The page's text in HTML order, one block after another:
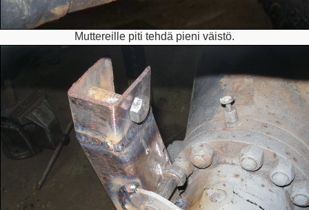
Muttereille piti tehdä pieni väistö.